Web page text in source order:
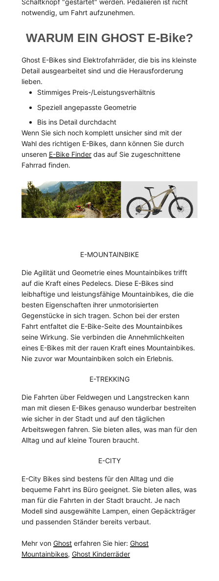
Schaltknopf "gestartet" werden. Pedalieren ist nicht
notwendig, um Fahrt aufzunehmen.
WARUM EIN GHOST E-Bike?
Ghost E-Bikes sind Elektrofahrräder, die bis ins kleinste
Detail ausgearbeitet sind und die Herausforderung
lieben.
Stimmiges Preis-/Leistungsverhältnis
Speziell angepasste Geometrie
Bis ins Detail durchdacht
Wenn Sie sich noch komplett unsicher sind mit der
Wahl des richtigen E-Bikes, dann können Sie durch
unseren E-Bike Finder das auf Sie zugeschnittene
Fahrrad finden.
E-MOUNTAINBIKE
Die Agilität und Geometrie eines Mountainbikes trifft
auf die Kraft eines Pedelecs. Diese E-Bikes sind
leibhaftige und leistungsfähige Mountainbikes, die die
besten Eigenschaften ihrer unmotorisierten
Gegenstücke in sich tragen. Schon bei der ersten
Fahrt entfaltet die E-Bike-Seite des Mountainbikes
seine Wirkung. Sie verbinden die Annehmlichkeiten
eines E-Bikes mit der rauen Kraft eines Mountainbikes.
Nie zuvor war Mountainbiken solch ein Erlebnis.
E-TREKKING
Die Fahrten über Feldwegen und Langstrecken kann
man mit diesen E-Bikes genauso wunderbar bestreiten
wie sicher in der Stadt und auf den täglichen
Arbeitswegen fahren. Sie bieten alles, was man für den
Alltag und auf kleine Touren braucht.
E-CITY
E-City Bikes sind bestens für den Alltag und die
bequeme Fahrt ins Büro geeignet. Sie bieten alles, was
man für die Fahrten in der Stadt braucht. Je nach
Modell sind ausgewählte Lampen, einen Gepäckträger
und passenden Ständer bereits verbaut.
Mehr von Ghost erfahren Sie hier: Ghost
Mountainbikes, Ghost Kinderräder